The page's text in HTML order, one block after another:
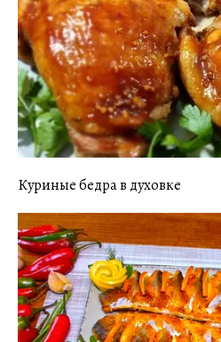
Куриные бедра в духовке